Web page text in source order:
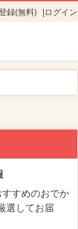
録(無料) ログイン
すめのおでか
選してお届